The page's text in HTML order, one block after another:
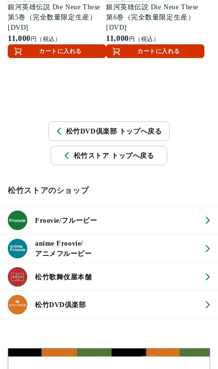
銀河英雄伝説 Die Neue These
第5巻（完全数量限定生産）
[DVD]
11,000 円（税込）
カートに入れる
銀河英雄伝説 Die Neue These
第6巻（完全数量限定生産）
[DVD]
11,000 円（税込）
カートに入れる
松竹DVD倶楽部 トップへ戻る
松竹ストア トップへ戻る
松竹ストアのショップ
Froovie/フルービー
anime Froovie/
アニメフルービー
松竹歌舞伎屋本舗
松竹DVD倶楽部